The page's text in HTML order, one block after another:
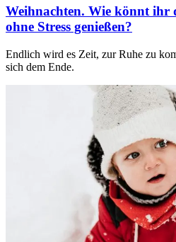
Weihnachten. Wie könnt ihr
ohne Stress genießen?
Endlich wird es Zeit, zur Ruhe zu
sich dem Ende.